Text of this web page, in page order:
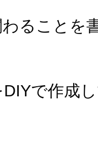
ることを
で作成し